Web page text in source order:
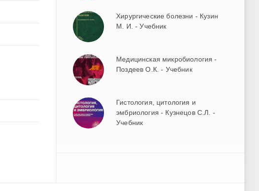
Хирургические болезни - Кузин
М. И. - Учебник
Медицинская микробиология -
Поздеев О.К. - Учебник
Гистология, цитология и
эмбриология - Кузнецов С.Л. -
Учебник